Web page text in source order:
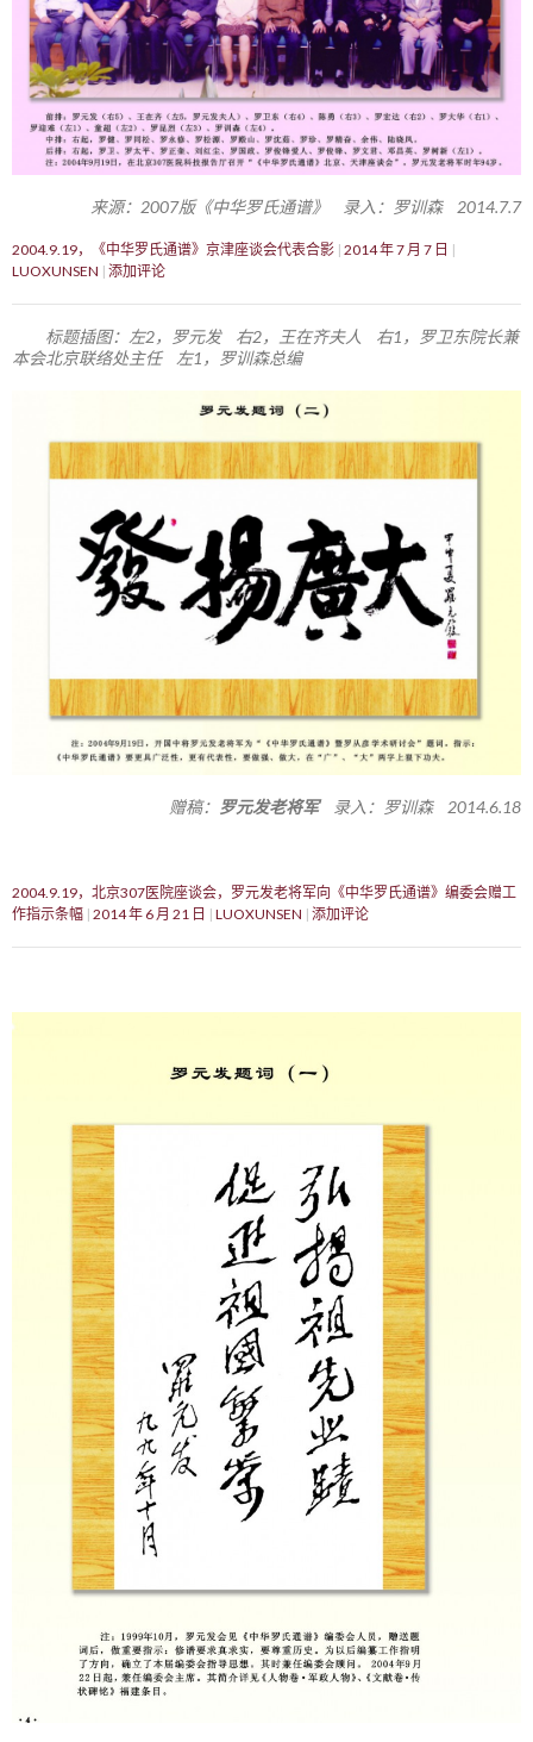
来源：2007版《中华罗氏通谱》 录入：罗训森 2014.7.7
2004.9.19，《中华罗氏通谱》京津座谈会代表合影 2014 年 7 月 7 日
LUOXUNSEN 添加评论
标题插图：左2，罗元发 右2，王在齐夫人 右1，罗卫东院长兼
本会北京联络处主任 左1，罗训森总编
赠稿： 罗元发老将军录入：罗训森 2014.6.18
2004.9.19，北京307医院座谈会，罗元发老将军向《中华罗氏通谱》编委会赠工
作指示条幅 2014 年 6 月 21 日 LUOXUNSEN 添加评论